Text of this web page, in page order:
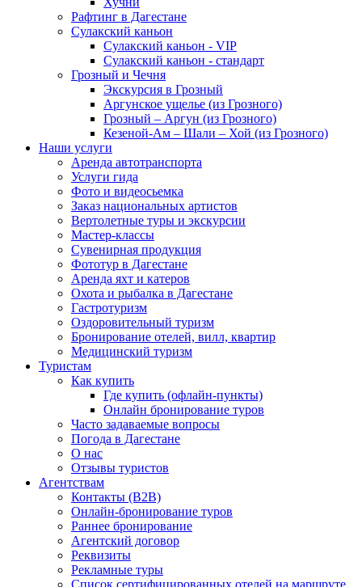
Рафтинг в Дагестане
Сулакский каньон
Сулакский каньон - VIP
Сулакский каньон - стандарт
Грозный и Чечня
Экскурсия в Грозный
Аргунское ущелье (из Грозного)
Грозный – Аргун (из Грозного)
Кезеной-Ам – Шали – Хой (из Грозного)
Наши услуги
Аренда автотранспорта
Услуги гида
Фото и видеосьемка
Заказ национальных артистов
Вертолетные туры и экскурсии
Мастер-классы
Сувенирная продукция
Фототур в Дагестане
Аренда яхт и катеров
Охота и рыбалка в Дагестане
Гастротуризм
Оздоровительный туризм
Бронирование отелей, вилл, квартир
Медицинский туризм
Туристам
Как купить
Где купить (офлайн-пункты)
Онлайн бронирование туров
Часто задаваемые вопросы
Погода в Дагестане
О нас
Отзывы туристов
Агентствам
Контакты (B2B)
Онлайн-бронирование туров
Раннее бронирование
Агентский договор
Реквизиты
Рекламные туры
Список сертифицированных отелей на маршруте.